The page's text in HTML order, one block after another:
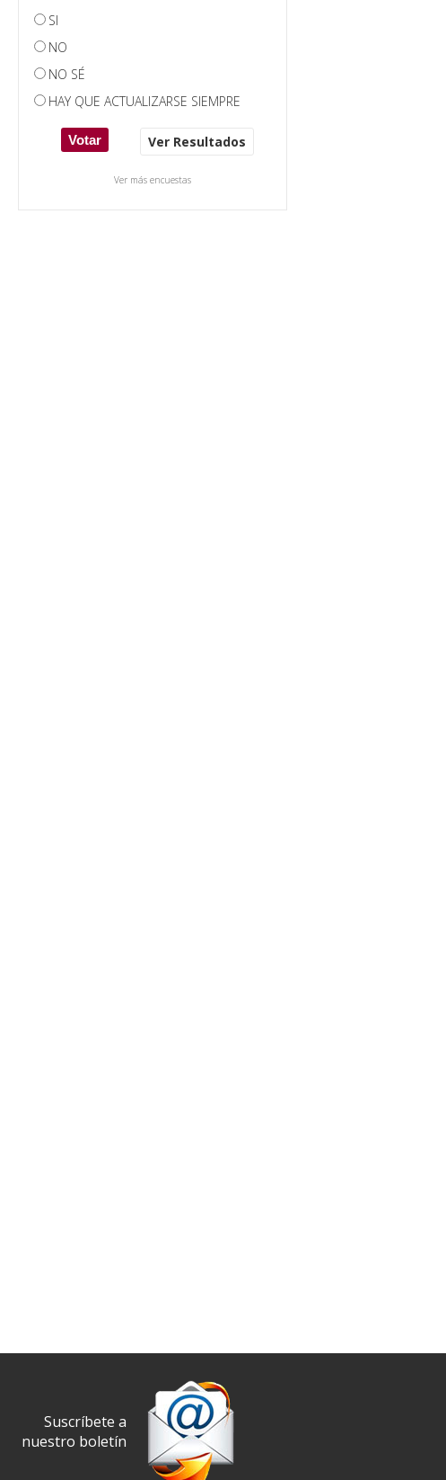
SI
NO
NO SÉ
HAY QUE ACTUALIZARSE SIEMPRE
Ver Resultados
Ver más encuestas
Suscríbete a
nuestro boletín